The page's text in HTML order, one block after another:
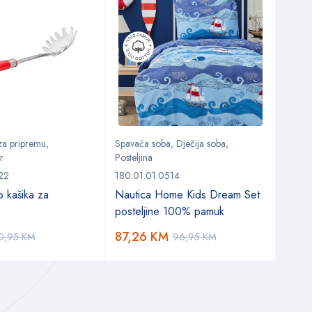
pripremu,
kašika za
KM
Spavaća soba, Dječija soba,
Posteljina
180.01.01.0514
Nautica Home Kids Dream Set
posteljine 100% pamuk
96,95KM
87,26 KM